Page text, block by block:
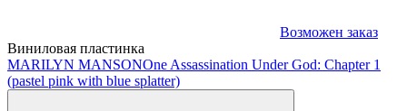
Возможен заказ
Виниловая пластинка
MARILYN MANSONOne Assassination Under God: Chapter 1
(pastel pink with blue splatter)